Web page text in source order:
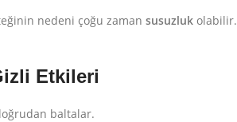
nedeni çoğu zaman susuzluk olabilir.
Etkileri
baltalar.